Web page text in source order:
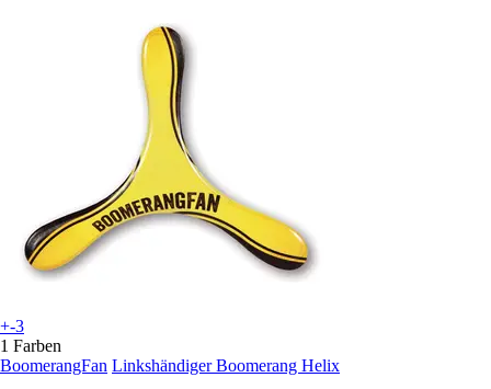
+-3
1 Farben
BoomerangFan Linkshändiger Boomerang Helix